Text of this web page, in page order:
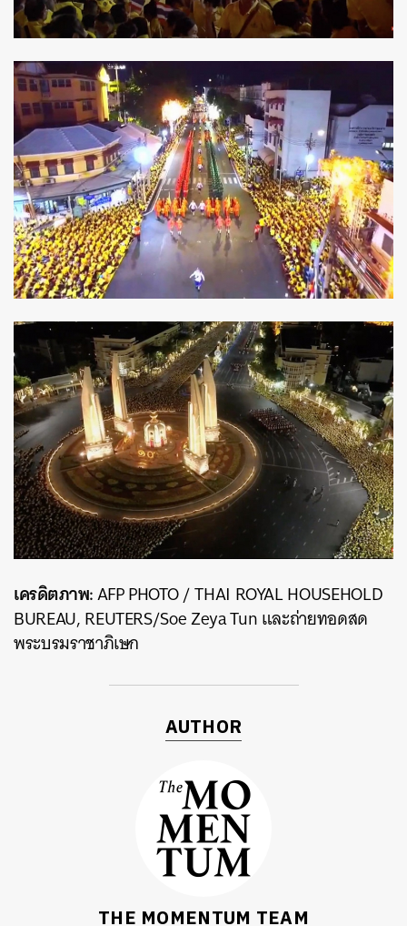
เครดิตภาพ:AFP PHOTO / THAI ROYAL HOUSEHOLD
BUREAU, REUTERS/Soe Zeya Tun และถ่ายทอดสด
พระบรมราชาภิเษก
AUTHOR
THE MOMENTUM TEAM